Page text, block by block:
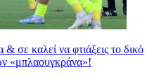
σε καλεί να φτιάξεις το δικό
«μπλαουγκράνα»!